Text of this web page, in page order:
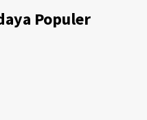
Populer